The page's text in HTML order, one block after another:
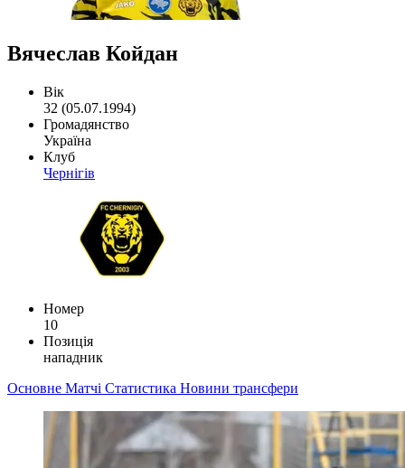
Вячеслав Койдан
Вік
32 (05.07.1994)
Громадянство
Україна
Клуб
Чернігів
Номер
10
Позиція
нападник
Основне Матчі Статистика Новини трансфери